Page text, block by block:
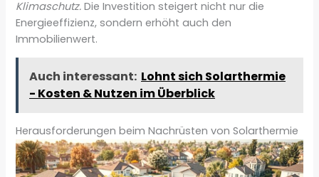
Klimaschutz. Die Investition steigert nicht nur die
Energieeffizienz, sondern erhöht auch den
Immobilienwert.
Auch interessant: Lohnt sich Solarthermie
- Kosten & Nutzen im Überblick
Herausforderungen beim Nachrüsten von Solarthermie